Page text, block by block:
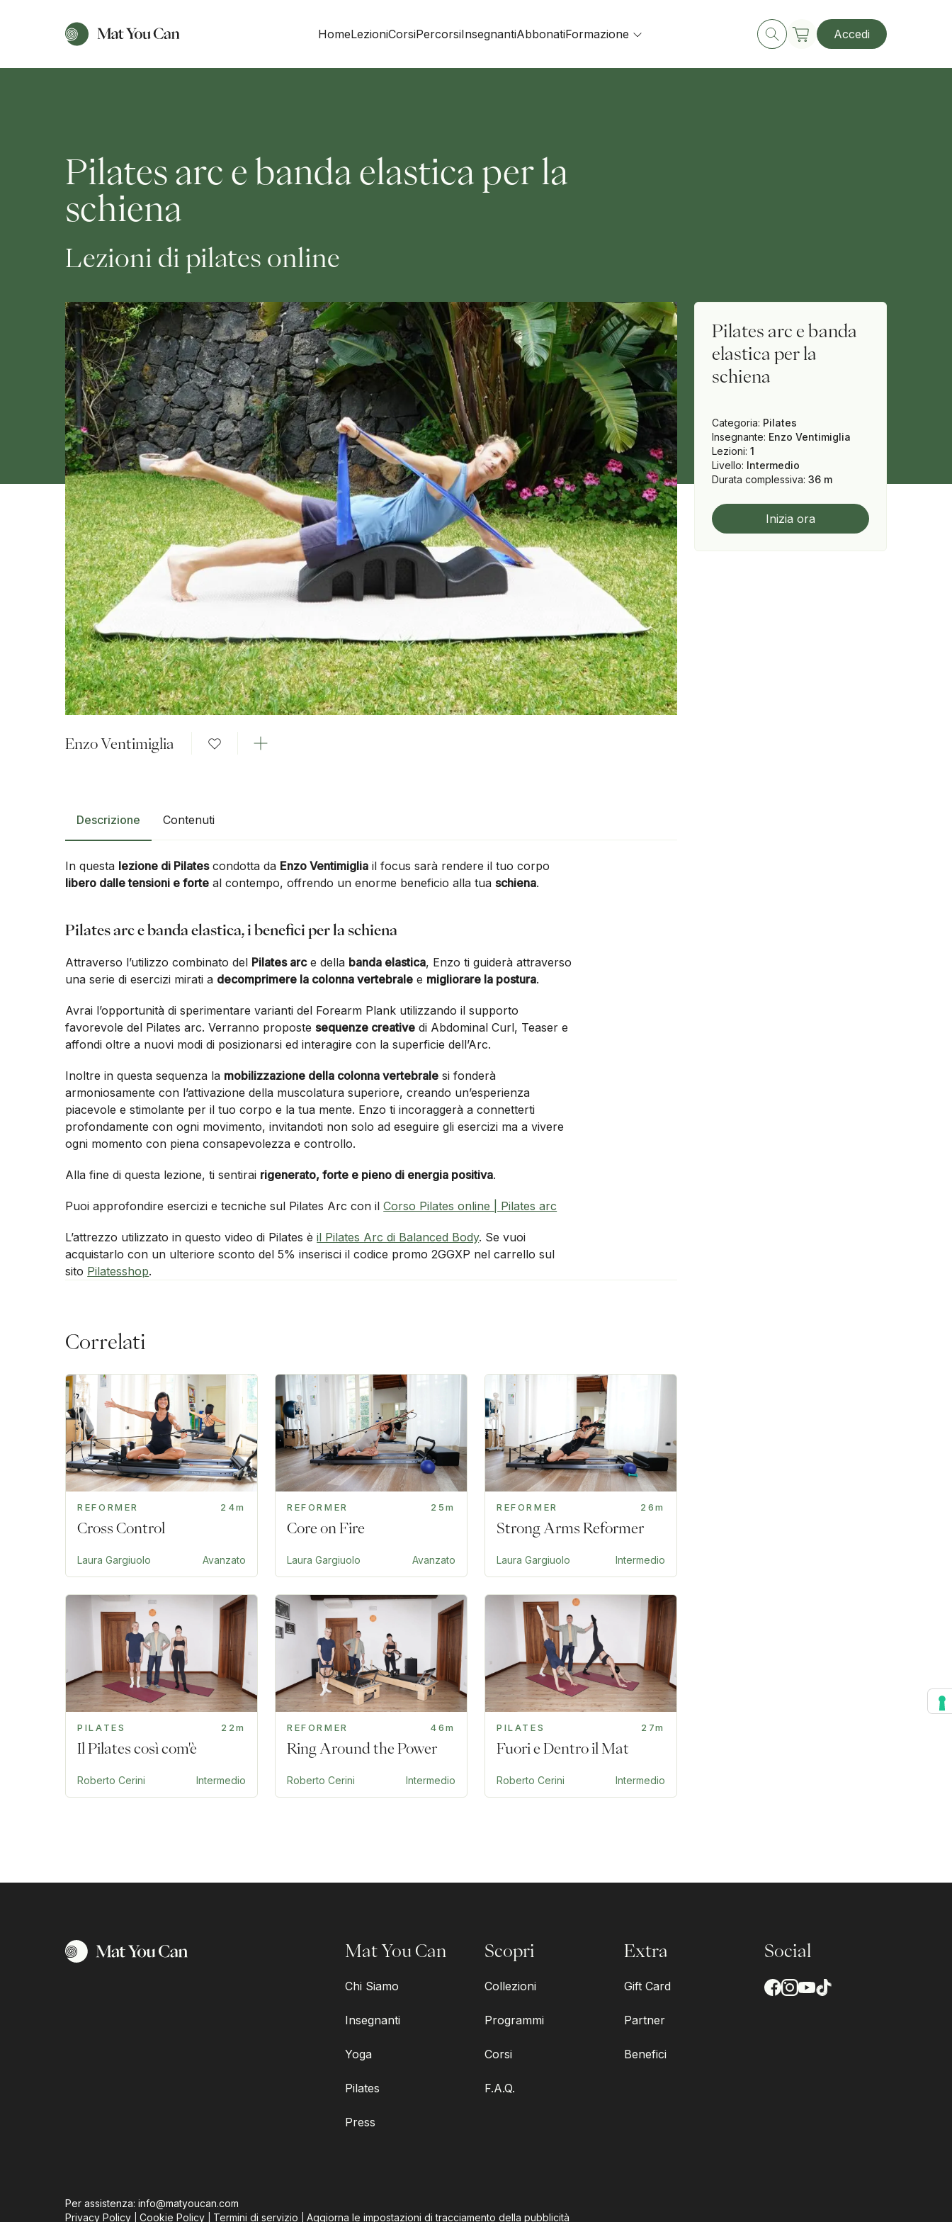
HomeLezioniCorsiPercorsiInsegnantiAbbonatiFormazione Accedi
Pilates arc e banda elastica per la
schiena
Lezioni di pilates online
Pilates arc e banda
elastica per la
schiena
Categoria: Pilates
Insegnante: Enzo Ventimiglia
Lezioni: 1
Livello: Intermedio
Durata complessiva: 36 m
Inizia ora
Enzo Ventimiglia
Descrizione Contenuti
In questa lezione di Pilatescondotta da Enzo Ventimiglia il focus sarà rendere il tuo corpo
libero dalle tensioni e forte al contempo, offrendo un enorme beneficio alla tuaschiena.
Pilates arc e banda elastica, i benefici per la schiena
Attraverso l’utilizzo combinato del Pilates arce della banda elastica, Enzo ti guiderà attraverso
una serie di esercizi mirati a decomprimere la colonna vertebrale e migliorare la postura.
Avrai l’opportunità di sperimentare varianti del Forearm Plank utilizzando il supporto
favorevole del Pilates arc. Verranno propostesequenze creative di Abdominal Curl, Teaser e
affondi oltre a nuovi modi di posizionarsi ed interagire con la superficie dell’Arc.
Inoltre in questa sequenza la mobilizzazione della colonna vertebrale si fonderà
armoniosamente con l’attivazione della muscolatura superiore, creando un’esperienza
piacevole e stimolante per il tuo corpo e la tua mente. Enzo ti incoraggerà a connetterti
profondamente con ogni movimento, invitandoti non solo ad eseguire gli esercizi ma a vivere
ogni momento con piena consapevolezza e controllo.
Alla fine di questa lezione, ti sentirai rigenerato, forte e pieno di energia positiva.
Puoi approfondire esercizi e tecniche sul Pilates Arc con ilCorso Pilates online | Pilates arc
L’attrezzo utilizzato in questo video di Pilates èil Pilates Arc di Balanced Body. Se vuoi
acquistarlo con un ulteriore sconto del 5% inserisci il codice promo 2GGXP nel carrello sul
sito Pilatesshop.
Correlati
REFORMER 24m
Cross Control
Laura Gargiuolo Avanzato
REFORMER 25m
Core on Fire
Laura Gargiuolo Avanzato
REFORMER 26m
Strong Arms Reformer
Laura Gargiuolo Intermedio
PILATES 22m
Il Pilates così com'è
Roberto Cerini Intermedio
REFORMER 46m
Ring Around the Power
Roberto Cerini Intermedio
PILATES 27m
Fuori e Dentro il Mat
Roberto Cerini Intermedio
Mat You Can
Chi Siamo
Insegnanti
Yoga
Pilates
Press
Scopri
Collezioni
Programmi
Corsi
F.A.Q.
Extra
Gift Card
Partner
Benefici
Social
Per assistenza:info@matyoucan.com
Privacy Policy
Cookie Policy Termini di servizio Aggiorna le impostazioni di tracciamento della pubblicità